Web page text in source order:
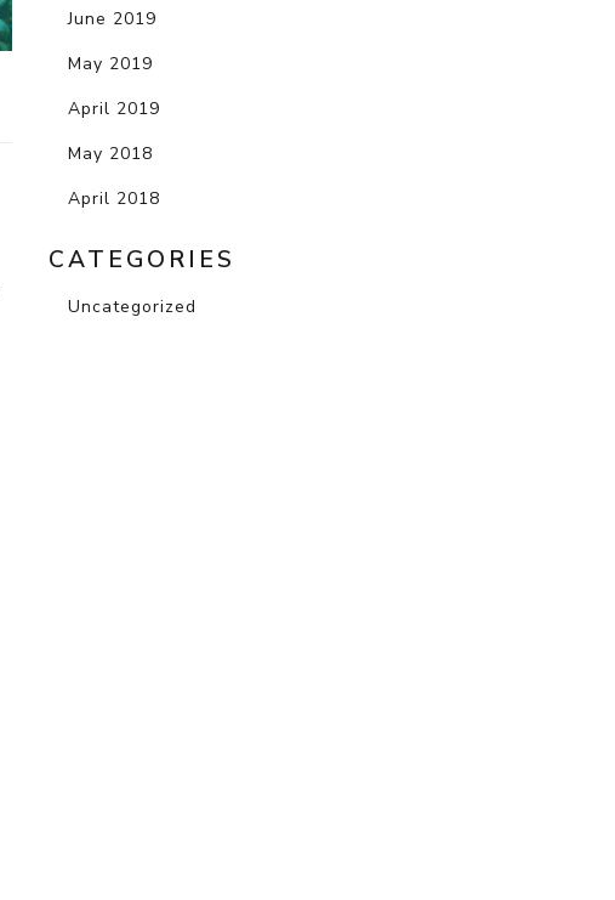
June 2019
May 2019
April 2019
May 2018
April 2018
CATEGORIES
Uncategorized